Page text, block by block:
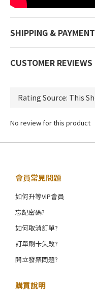
SHIPPING & PAYMENT
CUSTOMER REVIEWS
No review for this product
會員常見問題
如何升等VIP會員
忘記密碼?
如何取消訂單?
訂單刷卡失敗?
開立發票問題?
購買說明